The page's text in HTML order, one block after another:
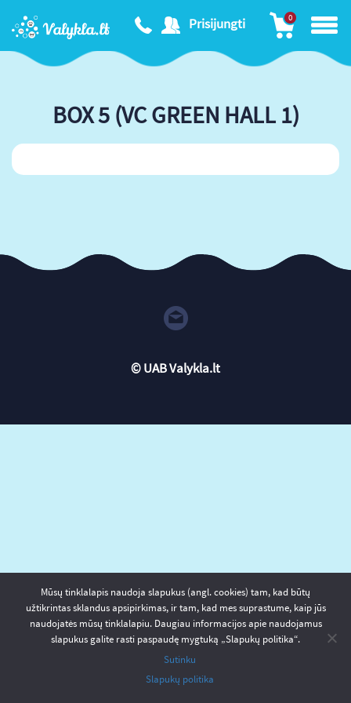
Prisijungti 0
BOX 5 (VC GREEN HALL 1)
© UAB Valykla.lt
Mūsų tinklalapis naudoja slapukus (angl. cookies) tam, kad būtų
užtikrintas sklandus apsipirkimas, ir tam, kad mes suprastume, kaip jūs
naudojatės mūsų tinklalapiu. Daugiau informacijos apie naudojamus
slapukus galite rasti paspaudę mygtuką „Slapukų politika“.
Sutinku
Slapukų politika